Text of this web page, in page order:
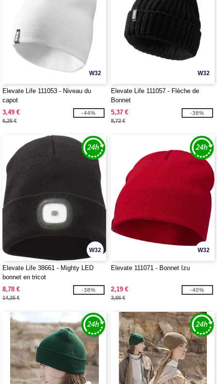
W32
Elevate Life 111053 - Niveau du
capot
3,49 €
6,25 €
-44%
W32
Elevate Life 111057 - Flèche de
Bonnet
5,37 €
8,72 €
-38%
W32
Elevate Life 38661 - Mighty LED
bonnet en tricot
8,78 €
14,25 €
-38%
W32
Elevate 111071 - Bonnet Izu
2,19 €
3,66 €
-40%